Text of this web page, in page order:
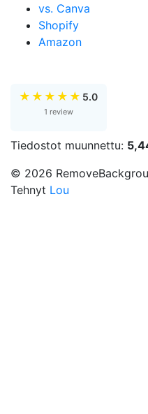
vs. Canva
Shopify
Amazon
★ ★ ★ ★ ★ 5.0
1 review
Tiedostot muunnettu:
© 2026
Tehnyt Lou